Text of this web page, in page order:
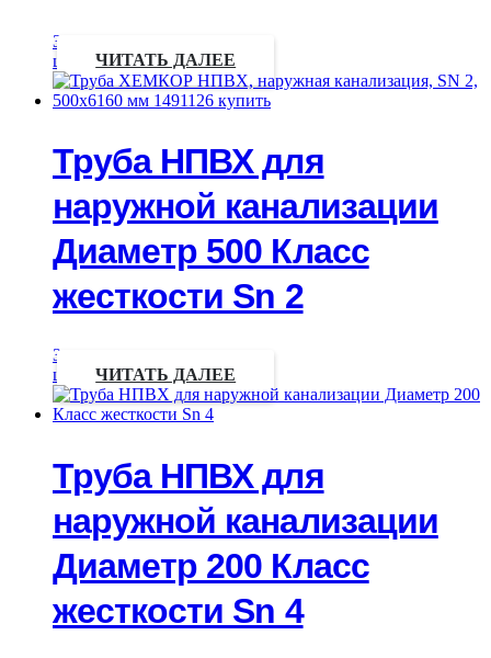
Запрос
цены
ЧИТАТЬ ДАЛЕЕ
Труба НПВХ для
наружной канализации
Диаметр 500 Класс
жесткости Sn 2
Запрос
цены
ЧИТАТЬ ДАЛЕЕ
Труба НПВХ для
наружной канализации
Диаметр 200 Класс
жесткости Sn 4